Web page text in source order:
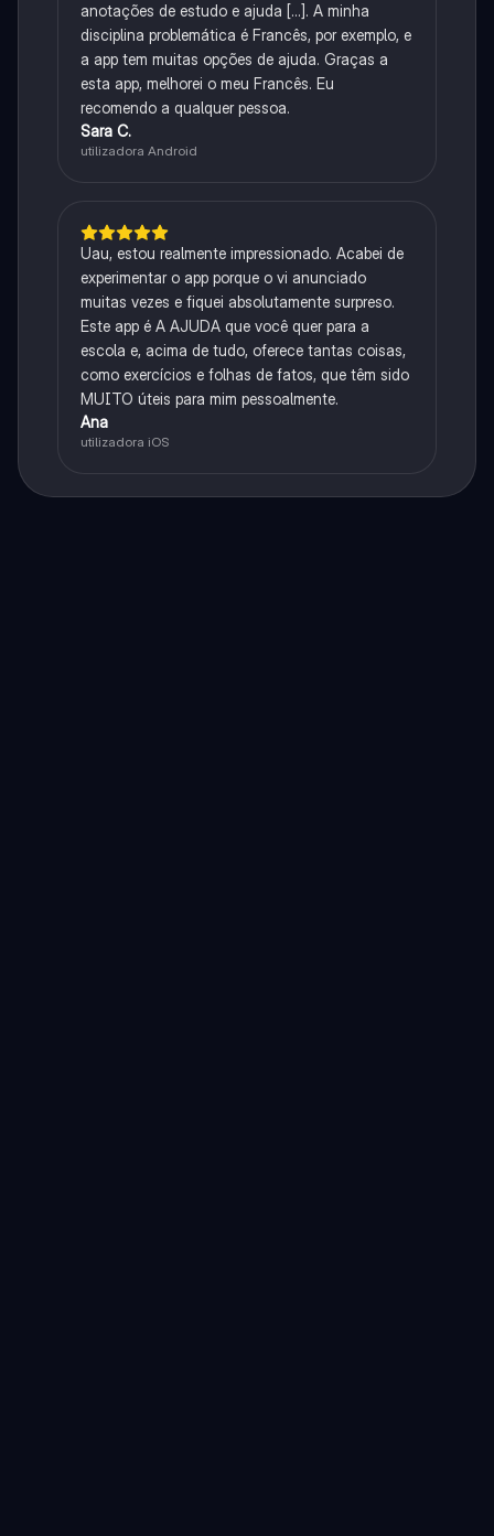
anotações de estudo e ajuda [...]. A minha
disciplina problemática é Francês, por exemplo, e
a app tem muitas opções de ajuda. Graças a
esta app, melhorei o meu Francês. Eu
recomendo a qualquer pessoa.
Sara C.
utilizadora Android
Uau, estou realmente impressionado. Acabei de
experimentar o app porque o vi anunciado
muitas vezes e fiquei absolutamente surpreso.
Este app é A AJUDA que você quer para a
escola e, acima de tudo, oferece tantas coisas,
como exercícios e folhas de fatos, que têm sido
MUITO úteis para mim pessoalmente.
Ana
utilizadora iOS